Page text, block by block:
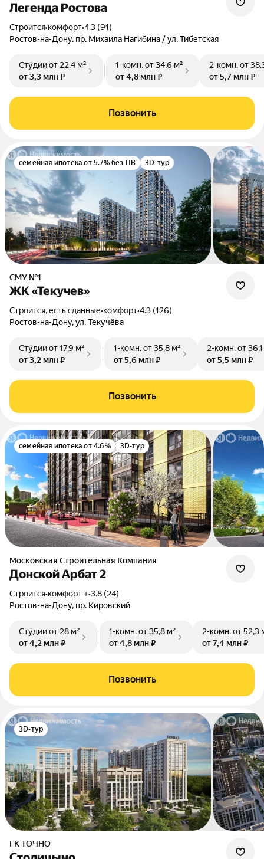
Легенда Ростова
Строится•комфорт•4.3 (91)
Ростов-на-Дону, пр. Михаила Нагибина / ул. Тибетская
Студииот 22,4 м²
от 3,3 млн ₽
1-комн.от 34,6 м²
от 4,8 млн ₽
2-комн.от
от 5,7 млн ₽
Позвонить
семейная ипотека от 5.7% без ПВ 3D-тур
СМУ №1
ЖК «Текучев»
Строится, есть сданные•комфорт•4.3 (126)
Ростов-на-Дону, ул. Текучёва
Студииот 17,9 м²
от 3,2 млн ₽
1-комн.от 35,8 м²
от 5,6 млн ₽
2-комн.от
от 5,5 млн ₽
Позвонить
семейная ипотека от 4.6% 3D-тур
Московская Строительная Компания
Донской Арбат 2
Строится•комфорт +•3.8 (24)
Ростов-на-Дону, пр. Кировский
Студииот 28 м²
от 4,2 млн ₽
1-комн.от 35,8 м²
от 4,8 млн ₽
2-комн.от 52,3
от 7,4 млн ₽
Позвонить
3D-тур
ГК ТОЧНО